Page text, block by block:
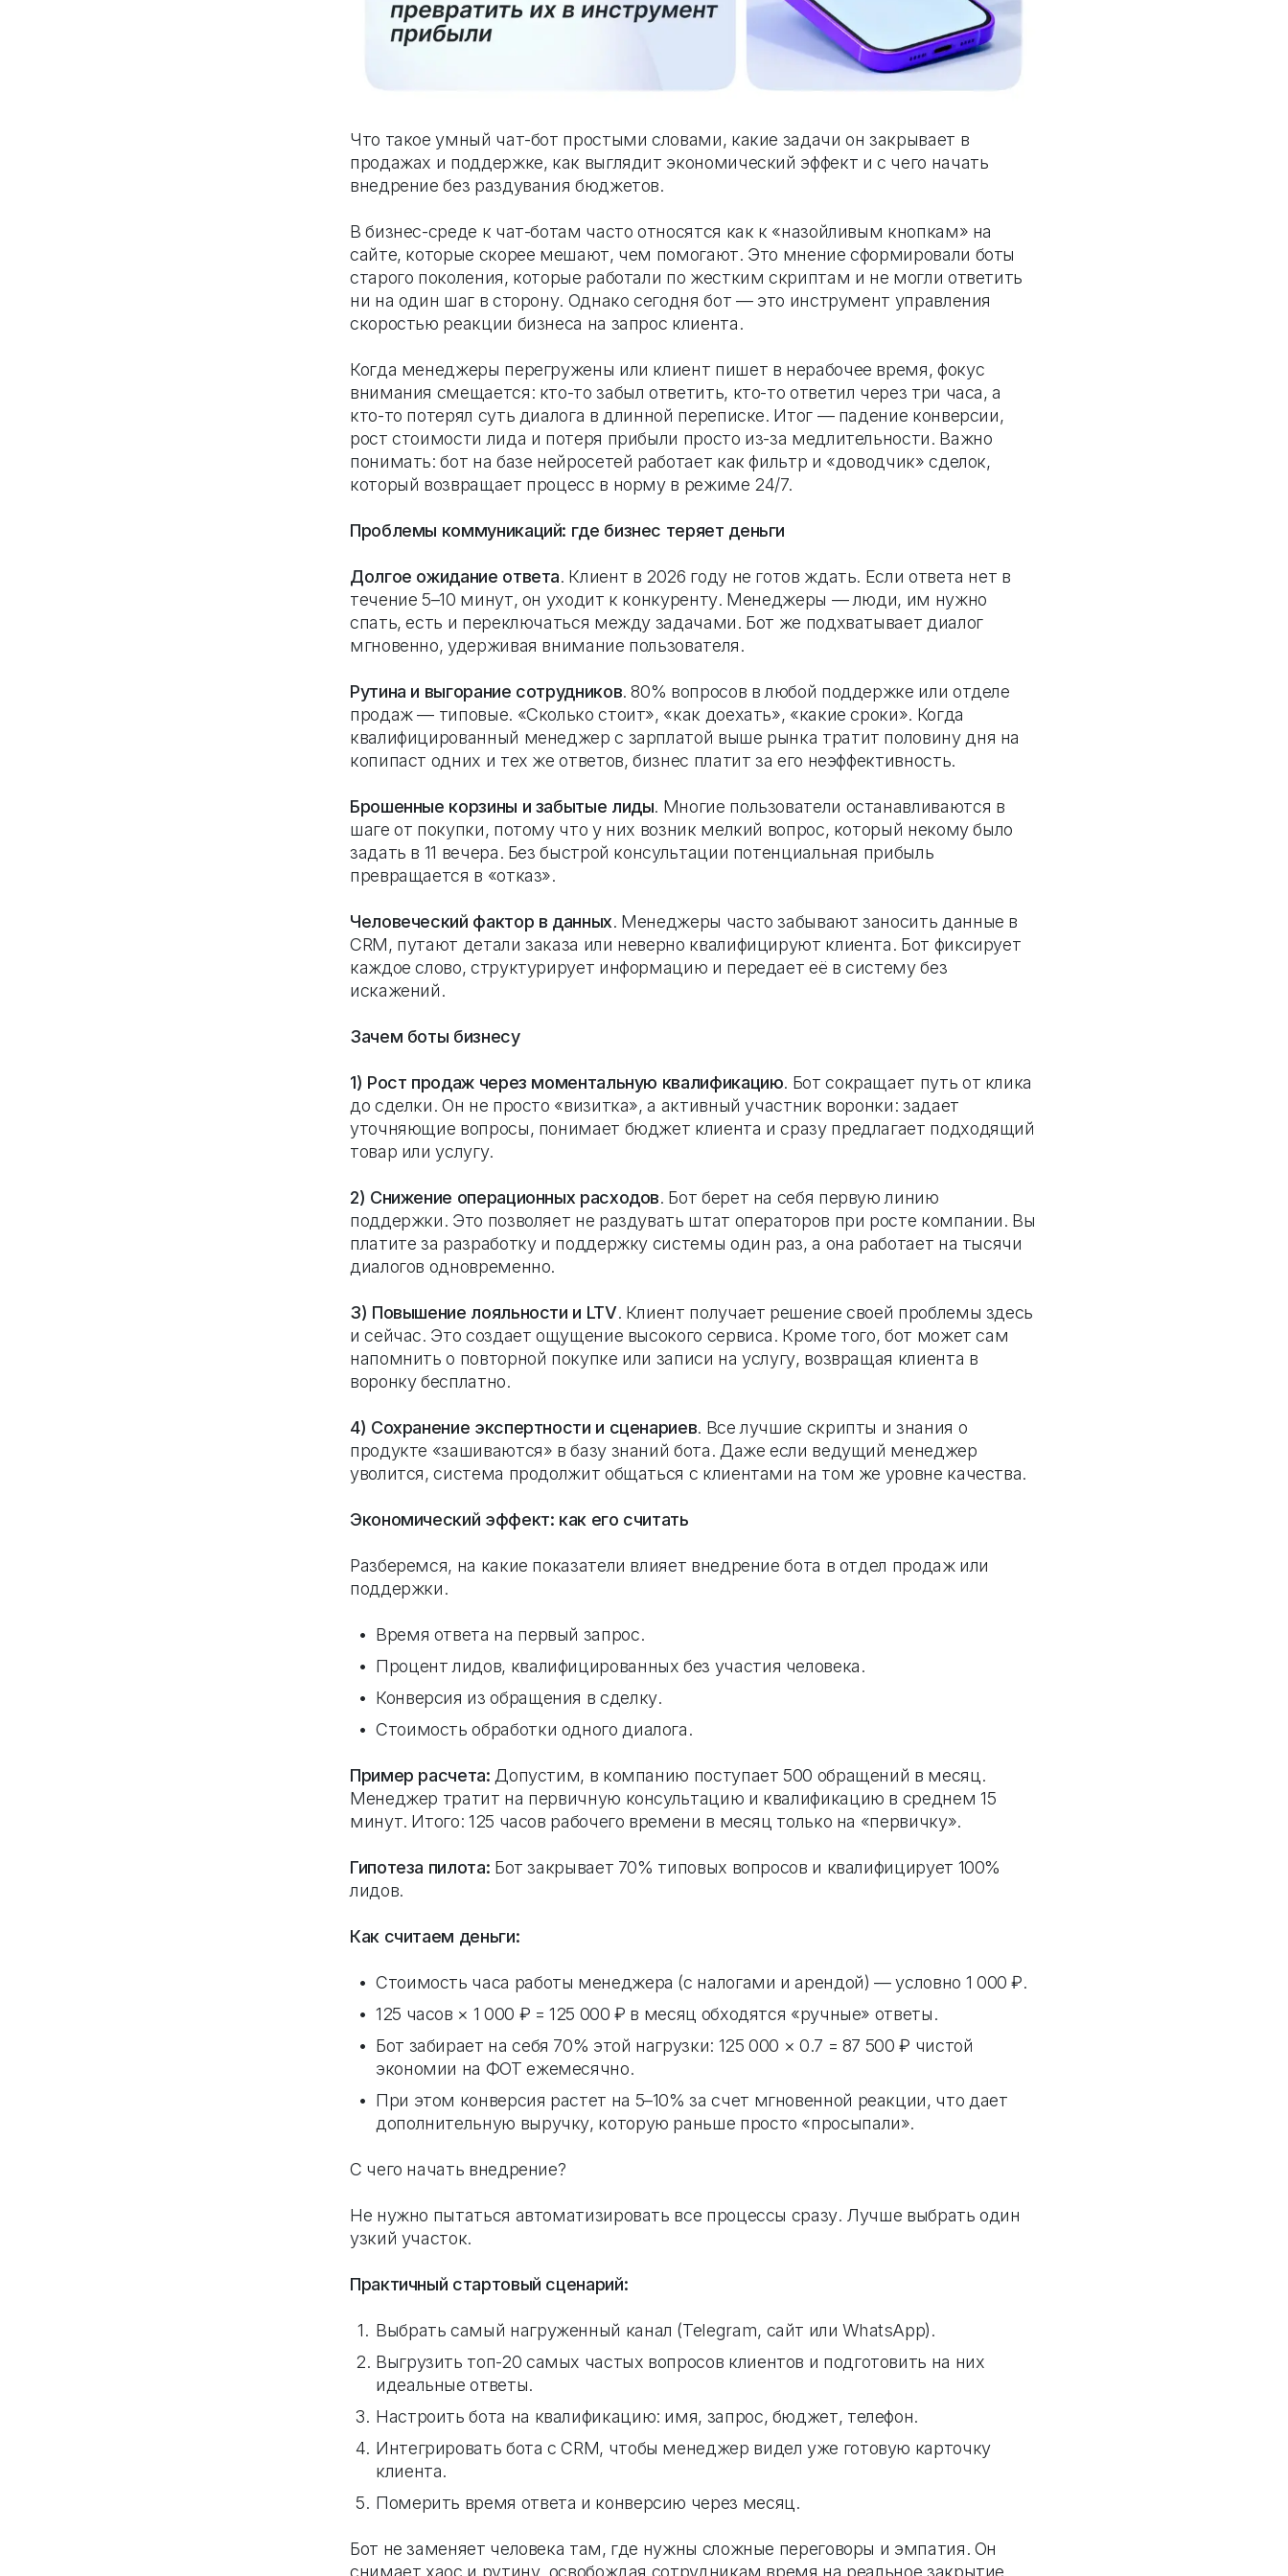
Что такое умный чат-бот простыми словами, какие задачи он закрывает в
продажах и поддержке, как выглядит экономический эффект и с чего начать
внедрение без раздувания бюджетов.
В бизнес-среде к чат-ботам часто относятся как к «назойливым кнопкам» на
сайте, которые скорее мешают, чем помогают. Это мнение сформировали боты
старого поколения, которые работали по жестким скриптам и не могли ответить
ни на один шаг в сторону. Однако сегодня бот — это инструмент управления
скоростью реакции бизнеса на запрос клиента.
Когда менеджеры перегружены или клиент пишет в нерабочее время, фокус
внимания смещается: кто-то забыл ответить, кто-то ответил через три часа, а
кто-то потерял суть диалога в длинной переписке. Итог — падение конверсии,
рост стоимости лида и потеря прибыли просто из-за медлительности. Важно
понимать: бот на базе нейросетей работает как фильтр и «доводчик» сделок,
который возвращает процесс в норму в режиме 24/7.
Проблемы коммуникаций: где бизнес теряет деньги
Долгое ожидание ответа. Клиент в 2026 году не готов ждать. Если ответа нет в
течение 5–10 минут, он уходит к конкуренту. Менеджеры — люди, им нужно
спать, есть и переключаться между задачами. Бот же подхватывает диалог
мгновенно, удерживая внимание пользователя.
Рутина и выгорание сотрудников. 80% вопросов в любой поддержке или отделе
продаж — типовые. «Сколько стоит», «как доехать», «какие сроки». Когда
квалифицированный менеджер с зарплатой выше рынка тратит половину дня на
копипаст одних и тех же ответов, бизнес платит за его неэффективность.
Брошенные корзины и забытые лиды. Многие пользователи останавливаются в
шаге от покупки, потому что у них возник мелкий вопрос, который некому было
задать в 11 вечера. Без быстрой консультации потенциальная прибыль
превращается в «отказ».
Человеческий фактор в данных. Менеджеры часто забывают заносить данные в
CRM, путают детали заказа или неверно квалифицируют клиента. Бот фиксирует
каждое слово, структурирует информацию и передает её в систему без
искажений.
Зачем боты бизнесу
1) Рост продаж через моментальную квалификацию. Бот сокращает путь от клика
до сделки. Он не просто «визитка», а активный участник воронки: задает
уточняющие вопросы, понимает бюджет клиента и сразу предлагает подходящий
товар или услугу.
2) Снижение операционных расходов. Бот берет на себя первую линию
поддержки. Это позволяет не раздувать штат операторов при росте компании. Вы
платите за разработку и поддержку системы один раз, а она работает на тысячи
диалогов одновременно.
3) Повышение лояльности и LTV. Клиент получает решение своей проблемы здесь
и сейчас. Это создает ощущение высокого сервиса. Кроме того, бот может сам
напомнить о повторной покупке или записи на услугу, возвращая клиента в
воронку бесплатно.
4) Сохранение экспертности и сценариев. Все лучшие скрипты и знания о
продукте «зашиваются» в базу знаний бота. Даже если ведущий менеджер
уволится, система продолжит общаться с клиентами на том же уровне качества.
Экономический эффект: как его считать
Разберемся, на какие показатели влияет внедрение бота в отдел продаж или
поддержки.
Время ответа на первый запрос.
Процент лидов, квалифицированных без участия человека.
Конверсия из обращения в сделку.
Стоимость обработки одного диалога.
Пример расчета: Допустим, в компанию поступает 500 обращений в месяц.
Менеджер тратит на первичную консультацию и квалификацию в среднем 15
минут. Итого: 125 часов рабочего времени в месяц только на «первичку».
Гипотеза пилота: Бот закрывает 70% типовых вопросов и квалифицирует 100%
лидов.
Как считаем деньги:
Стоимость часа работы менеджера (с налогами и арендой) — условно 1 000 ₽.
125 часов × 1 000 ₽ = 125 000 ₽ в месяц обходятся «ручные» ответы.
Бот забирает на себя 70% этой нагрузки: 125 000 × 0.7 = 87 500 ₽ чистой
экономии на ФОТ ежемесячно.
При этом конверсия растет на 5–10% за счет мгновенной реакции, что дает
дополнительную выручку, которую раньше просто «просыпали».
С чего начать внедрение?
Не нужно пытаться автоматизировать все процессы сразу. Лучше выбрать один
узкий участок.
Практичный стартовый сценарий:
Выбрать самый нагруженный канал (Telegram, сайт или WhatsApp).
Выгрузить топ-20 самых частых вопросов клиентов и подготовить на них
идеальные ответы.
Настроить бота на квалификацию: имя, запрос, бюджет, телефон.
Интегрировать бота с CRM, чтобы менеджер видел уже готовую карточку
клиента.
Померить время ответа и конверсию через месяц.
Бот не заменяет человека там, где нужны сложные переговоры и эмпатия. Он